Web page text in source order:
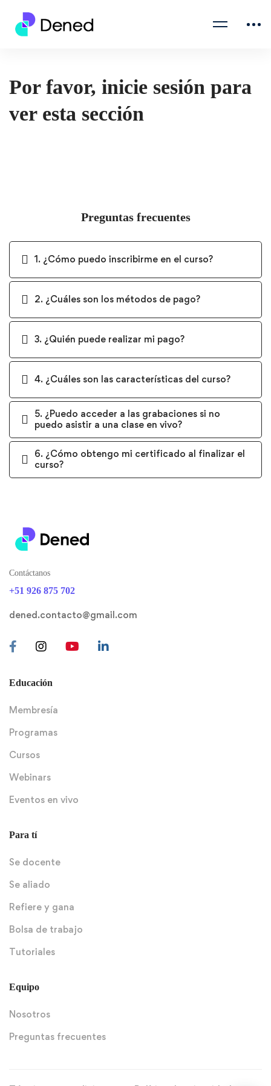
Por favor, inicie sesión para
ver esta sección
Preguntas frecuentes
1. ¿Cómo puedo inscribirme en el curso?
2. ¿Cuáles son los métodos de pago?
3. ¿Quién puede realizar mi pago?
4. ¿Cuáles son las características del curso?
5. ¿Puedo acceder a las grabaciones si no
puedo asistir a una clase en vivo?
6. ¿Cómo obtengo mi certificado al finalizar el
curso?
Contáctanos
+51 926 875 702
dened.contacto@gmail.com
Educación
Membresía
Programas
Cursos
Webinars
Eventos en vivo
Para tí
Se docente
Se aliado
Refiere y gana
Bolsa de trabajo
Tutoriales
Equipo
Nosotros
Preguntas frecuentes